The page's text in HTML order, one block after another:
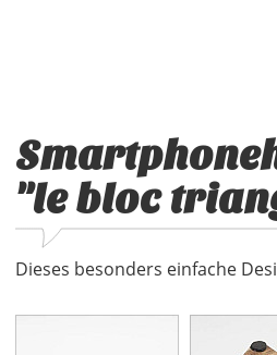
"le bloc
Dieses besonders einfache